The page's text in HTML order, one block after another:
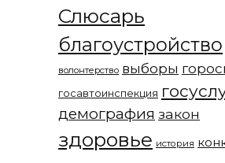
Слюсарь
благоустройство
волонтерство выборы
госавтоинспекция
демография закон
здоровье история